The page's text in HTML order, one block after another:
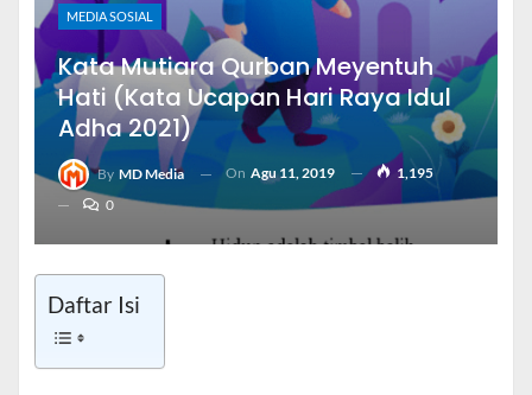
MEDIA SOSIAL
Kata Mutiara Qurban Meyentuh
Hati (Kata Ucapan Hari Raya Idul
Adha 2021)
By MD Media On Agu 11, 2019
1,195
0
Daftar Isi